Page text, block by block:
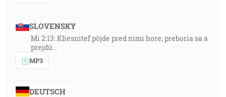
SLOVENSKY
Mi 2:13: Kliesniteľ pôjde pred nimi hore; preboria sa a
prejdú…
MP3
DEUTSCH